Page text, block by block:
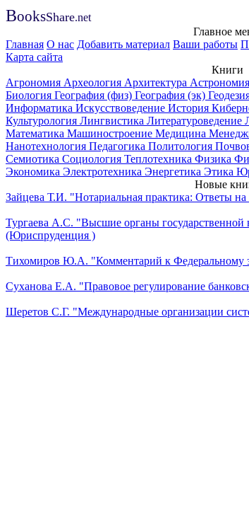
BooksShare.net
Главное
Главная О нас Добавить материал Ваши работы
Карта сайта
Книги
Агрономия Археология Архитектура Астрономия
Биология География (физ) География (эк)
Информатика Искусствоведение История
Культурология Лингвистика Литературоведение
Математика Машиностроение Медицина
Нанотехнология Педагогика Политология
Семиотика Социология Теплотехника Физика
Экономика Электротехника Энергетика Этика
Новые
Зайцева Т.И. "Нотариальная практика: Ответы
Тургаева А.С. "Высшие органы
(Юриспруденция )
Тихомиров Ю.А. "Комментарий к Федеральному
Суханова Е.А. "Правовое регулирование
Шеретов С.Г. "Международные организации